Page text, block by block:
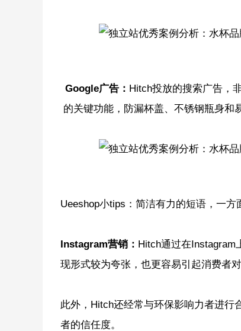
Google广告： Hitch投放的搜索广告，
的关键功能，防漏杯盖、不锈钢瓶身和
Ueeshop小tips：简洁有力的短语，一方
Instagram营销： Hitch通过在Instagram
现形式较为夸张，也更容易引起消费者对
此外，Hitch还经常与环保影响力者进行
者的信任度。